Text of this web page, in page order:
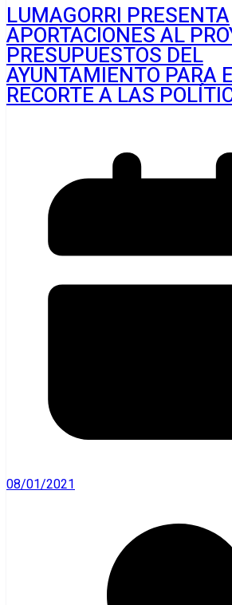
LUMAGORRI PRESENTA
APORTACIONES AL
PRESUPUESTOS DEL
AYUNTAMIENTO PARA
RECORTE A LAS
08/01/2021